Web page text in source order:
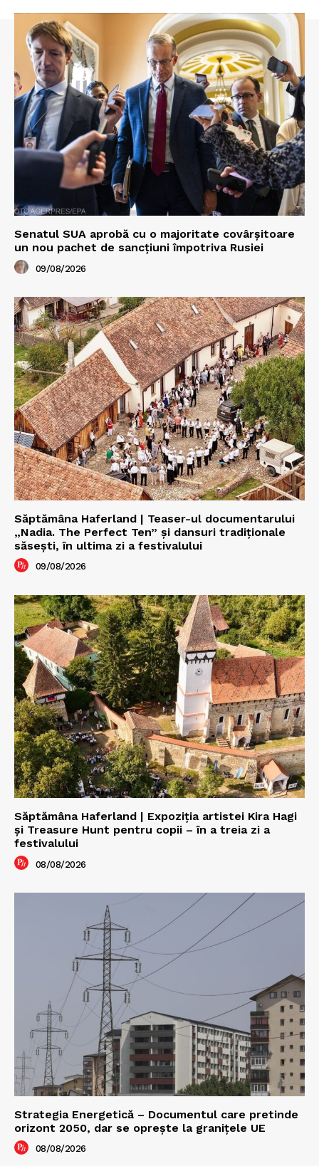
Senatul SUA aprobă cu o majoritate covârșitoare
un nou pachet de sancțiuni împotriva Rusiei
09/08/2026
Săptămâna Haferland | Teaser-ul documentarului
„Nadia. The Perfect Ten” şi dansuri tradiţionale
săseşti, în ultima zi a festivalului
09/08/2026
Săptămâna Haferland | Expoziţia artistei Kira Hagi
şi Treasure Hunt pentru copii – în a treia zi a
festivalului
08/08/2026
Strategia Energetică – Documentul care pretinde
orizont 2050, dar se oprește la granițele UE
08/08/2026